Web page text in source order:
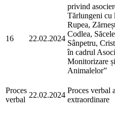
16 22.02.2024
privind
Tărlungeni cu
Rupea,
Codlea,
Sânpetru,
în cadrul
Monitorizare
Animalelor”
Proces
verbal
22.02.2024
Proces verbal
extraordinare